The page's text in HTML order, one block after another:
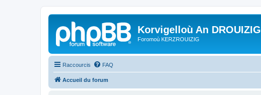
Korvigelloù An DROUIZIG
Foromoù KERZROUIZIG
Raccourcis FAQ
Accueil du forum